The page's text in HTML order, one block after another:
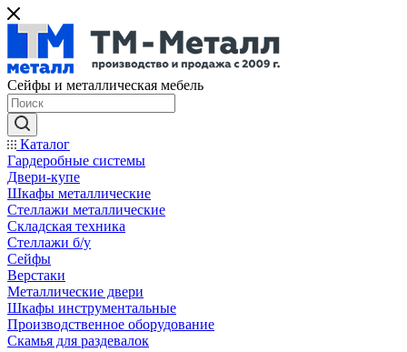
Сейфы и металлическая мебель
Каталог
Гардеробные системы
Двери-купе
Шкафы металлические
Стеллажи металлические
Складская техника
Стеллажи б/у
Сейфы
Верстаки
Металлические двери
Шкафы инструментальные
Производственное оборудование
Скамья для раздевалок